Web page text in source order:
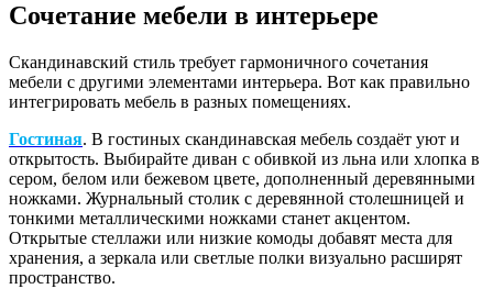
Сочетание мебели в интерьере
Скандинавский стиль требует гармоничного сочетания
мебели с другими элементами интерьера. Вот как правильно
интегрировать мебель в разных помещениях.
Гостиная. В гостиных скандинавская мебель создаёт уют и
открытость. Выбирайте диван с обивкой из льна или хлопка в
сером, белом или бежевом цвете, дополненный деревянными
ножками. Журнальный столик с деревянной столешницей и
тонкими металлическими ножками станет акцентом.
Открытые стеллажи или низкие комоды добавят места для
хранения, а зеркала или светлые полки визуально расширят
пространство.